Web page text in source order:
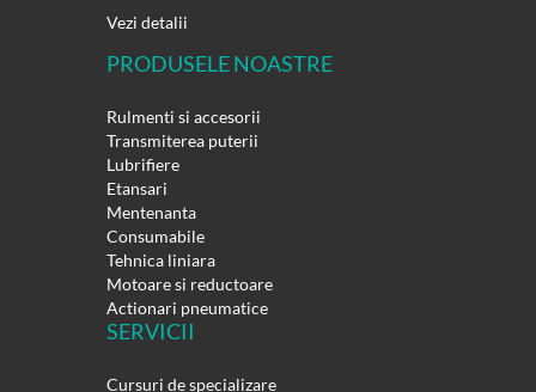
Vezi detalii
PRODUSELE NOASTRE
Rulmenti si accesorii
Transmiterea puterii
Lubrifiere
Etansari
Mentenanta
Consumabile
Tehnica liniara
Motoare si reductoare
Actionari pneumatice
SERVICII
Cursuri de specializare